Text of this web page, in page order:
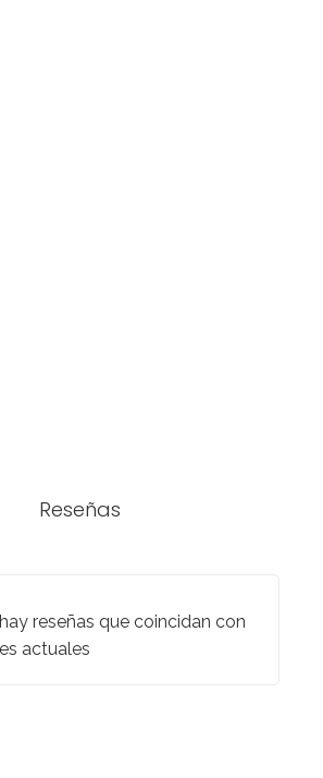
Reseñas
reseñas que coincidan con
actuales